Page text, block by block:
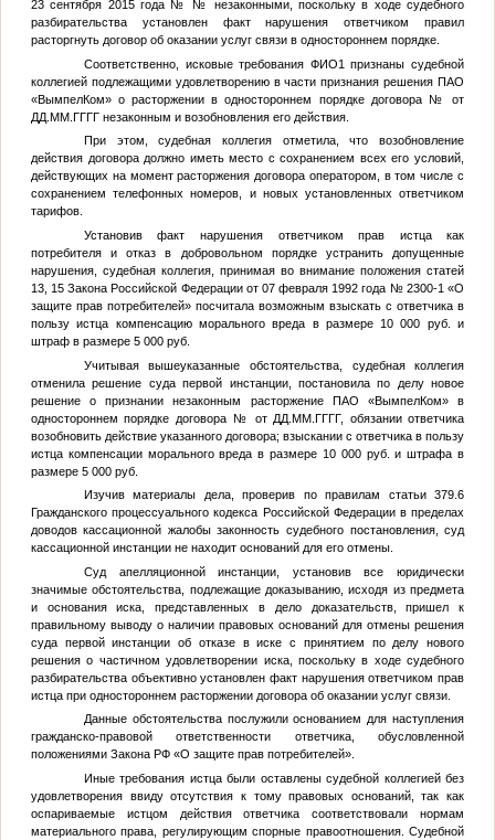
23 сентября 2015 года № №
незаконными, поскольку в ходе судебного
разбирательства установлен факт нарушения ответчиком правил
расторгнуть договор об оказании услуг связи в одностороннем порядке.
Соответственно, исковые требования ФИО1 признаны судебной
коллегией подлежащими удовлетворению в части признания решения ПАО
«ВымпелКом» о расторжении в одностороннем порядке договора №
от
ДД.ММ.ГГГГнезаконным и возобновления его действия.
При этом, судебная коллегия отметила, что возобновление
действия договора должно иметь место с сохранением всех его условий,
действующих на момент расторжения договора оператором, в том числе с
сохранением телефонных номеров, и новых установленных ответчиком
тарифов.
Установив факт нарушения ответчиком прав истца как
потребителя и отказ в добровольном порядке устранить допущенные
нарушения, судебная коллегия, принимая во внимание положения статей
13, 15 Закона Российской Федерации от 07 февраля 1992 года № 2300-1 «О
защите прав потребителей» посчитала возможным взыскать с ответчика в
пользу истца компенсацию морального вреда в размере 10 000 руб. и
штраф в размере 5 000 руб.
Учитывая вышеуказанные обстоятельства, судебная коллегия
отменила решение суда первой инстанции, постановила по делу новое
решение о признании незаконным расторжение ПАО «ВымпелКом» в
одностороннем порядке договора № от ДД.ММ.ГГГГ, обязании ответчика
возобновить действие указанного договора; взыскании с ответчика в пользу
истца компенсации морального вреда в размере 10 000 руб. и штрафа в
размере 5 000 руб.
Изучив материалы дела, проверив по правилам статьи 379.6
Гражданского процессуального кодекса Российской Федерации в пределах
доводов кассационной жалобы законность судебного постановления, суд
кассационной инстанции не находит оснований для его отмены.
Суд апелляционной инстанции, установив все юридически
значимые обстоятельства, подлежащие доказыванию, исходя из предмета
и основания иска, представленных в дело доказательств, пришел к
правильному выводу о наличии правовых оснований для отмены решения
суда первой инстанции об отказе в иске с принятием по делу нового
решения о частичном удовлетворении иска, поскольку в ходе судебного
разбирательства объективно установлен факт нарушения ответчиком прав
истца при одностороннем расторжении договора об оказании услуг связи.
Данные обстоятельства послужили основанием для наступления
гражданско-правовой ответственности ответчика, обусловленной
положениями Закона РФ «О защите прав потребителей».
Иные требования истца были оставлены судебной коллегией без
удовлетворения ввиду отсутствия к тому правовых оснований, так как
оспариваемые истцом действия ответчика соответствовали нормам
материального права, регулирующим спорные правоотношения. Судебной